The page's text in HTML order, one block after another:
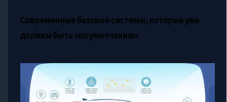
Современные базовые системы, которые уже
должны быть «по умолчанию»